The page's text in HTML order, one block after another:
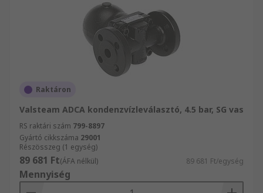
Raktáron
Valsteam ADCA kondenzvízleválasztó, 4.5 bar, SG vas
RS raktári szám 799-8897
Gyártó cikkszáma 29001
Részösszeg (1 egység)
89 681 Ft(ÁFA nélkül) 89 681 Ft/egység
Mennyiség